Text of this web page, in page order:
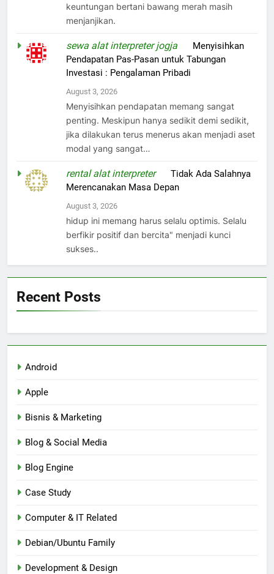
keuntungan bertani bawang merah masih
menjanjikan.
sewa alat interpreter jogja
Menyisihkan
Pendapatan Pas-Pasan untuk Tabungan
Investasi : Pengalaman Pribadi
August 3, 2026
Menyisihkan pendapatan memang sangat
penting. Meskipun hanya sedikit demi sedikit,
jika dilakukan terus menerus akan menjadi aset
modal yang sangat…
rental alat interpreteronTidak Ada Salahnya
Merencanakan Masa Depan
August 3, 2026
hidup ini memang harus selalu optimis. Selalu
berfikir positif dan bercita" menjadi kunci
sukses..
Recent Posts
Android
Apple
Bisnis & Marketing
Blog & Social Media
Blog Engine
Case Study
Computer & IT Related
Debian/Ubuntu Family
Development & Design